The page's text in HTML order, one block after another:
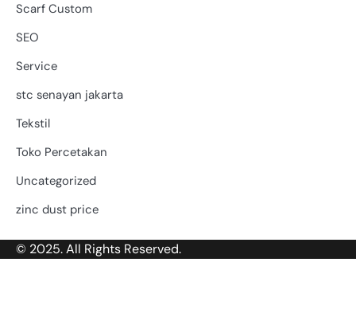
Scarf Custom
SEO
Service
stc senayan jakarta
Tekstil
Toko Percetakan
Uncategorized
zinc dust price
© 2025. All Rights Reserved.